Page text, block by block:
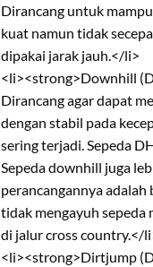
Dirancang untuk
kuat namun tidak
dipakai jarak jauh.</li>
<li><strong>Downhill
Dirancang agar dapat
dengan stabil pada
sering terjadi. Sepeda
Sepeda downhill juga
perancangannya
tidak mengayuh sepeda
di jalur cross country.</
<li><strong>Dirtjump